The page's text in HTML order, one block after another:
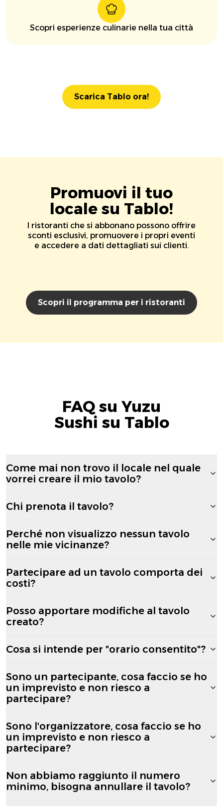
Scopri esperienze culinarie nella tua città
Scarica Tablo ora!
Promuovi il tuo
locale su Tablo!
I ristoranti che si abbonano possono offrire
sconti esclusivi, promuovere i propri eventi
e accedere a dati dettagliati sui clienti.
Scopri il programma per i ristoranti
FAQ su Yuzu
Sushi su Tablo
Come mai non trovo il locale nel quale
vorrei creare il mio tavolo?
Chi prenota il tavolo?
Perché non visualizzo nessun tavolo
nelle mie vicinanze?
Partecipare ad un tavolo comporta dei
costi?
Posso apportare modifiche al tavolo
creato?
Cosa si intende per "orario consentito"?
Sono un partecipante, cosa faccio se ho
un imprevisto e non riesco a
partecipare?
Sono l'organizzatore, cosa faccio se ho
un imprevisto e non riesco a
partecipare?
Non abbiamo raggiunto il numero
minimo, bisogna annullare il tavolo?